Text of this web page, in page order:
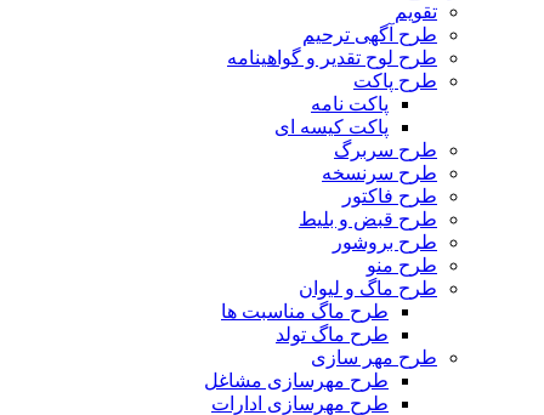
تقویم
طرح آگهی ترحیم
طرح لوح تقدیر و گواهینامه
طرح پاکت
پاکت نامه
پاکت کیسه ای
طرح سربرگ
طرح سرنسخه
طرح فاکتور
طرح قبض و بلیط
طرح بروشور
طرح منو
طرح ماگ و لیوان
طرح ماگ مناسبت ها
طرح ماگ تولد
طرح مهر سازی
طرح مهرسازی مشاغل
طرح مهرسازی ادارات